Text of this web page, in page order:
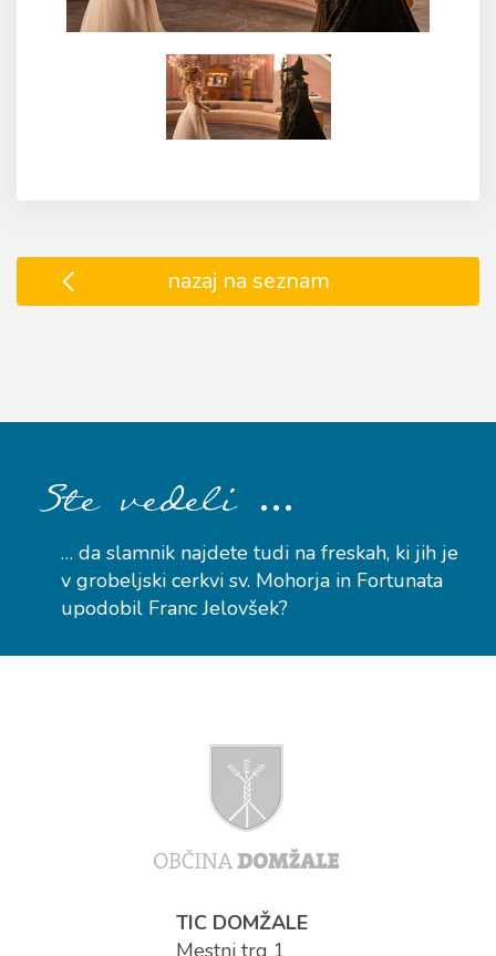
nazaj na seznam
Ste vedeli …
… da slamnik najdete tudi na freskah, ki jih je
v grobeljski cerkvi sv. Mohorja in Fortunata
upodobil Franc Jelovšek?
TIC DOMŽALE